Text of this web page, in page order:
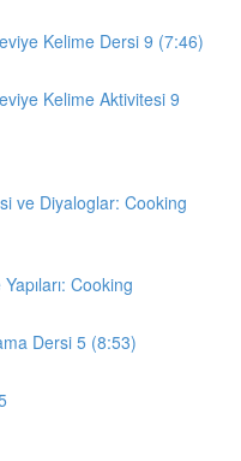
Kelime Dersi 9 (7:46)
Kelime Aktivitesi 9
ve Diyaloglar: Cooking
Cooking
Dersi 5 (8:53)